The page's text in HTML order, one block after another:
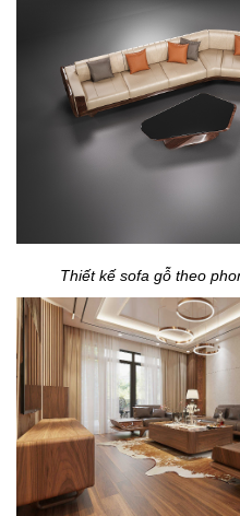
Thiết kế sofa gỗ theo